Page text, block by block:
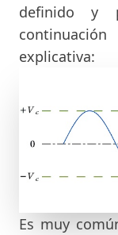
definido y
explicativa:
Es muy